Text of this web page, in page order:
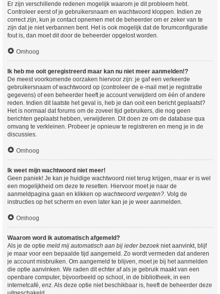
Er zijn verschillende redenen mogelijk waarom je dit probleem hebt.
Controleer eerst of je gebruikersnaam en wachtwoord kloppen. Indien ze
correct zijn, kun je contact opnemen met de beheerder om er zeker van te
zijn dat je niet verbannen bent. Het is ook mogelijk dat de forumconfiguratie
fout is, dan moet dit door de beheerder opgelost worden.
Omhoog
Ik heb me ooit geregistreerd maar kan nu niet meer aanmelden!?
De meest voorkomende oorzaken hiervoor zijn: je gaf een verkeerde
gebruikersnaam of wachtwoord op (controleer de e-mail met je registratie
gegevens) of een beheerder heeft je account verwijderd om één of andere
reden. Indien dit laatste het geval is, heb je dan ooit een bericht geplaatst?
Het is normaal dat forums om de zoveel tijd gebruikers, die nog geen
berichten geplaatst hebben, verwijderen. Dit doen ze om de database qua
omvang te verkleinen. Probeer je opnieuw te registreren en meng je in de
discussies.
Omhoog
Ik weet mijn wachtwoord niet meer!
Geen paniek! Je kan je huidige wachtwoord niet terug krijgen, maar er is wel
een mogelijkheid om deze te resetten. Hiervoor moet je naar de
aanmeldpagina gaan en klikken op wachtwoord vergeten?. Volg de
instructies op het scherm en even later kan je je weer aanmelden.
Omhoog
Waarom word ik automatisch afgemeld?
Als je de optie meld mij automatisch aan bij ieder bezoekniet aanvinkt, blijf
je maar voor een bepaalde tijd aangemeld. Zo wordt vermeden dat anderen
je account misbruiken. Om aangemeld te blijven, moet je bij het aanmelden
die optie aanvinken. We raden dit echter af als je gebruik maakt van een
openbare computer, bijvoorbeeld op school, in de bibliotheek, in een
internetcafé, enz. Als deze optie niet beschikbaar is, heeft de beheerder deze